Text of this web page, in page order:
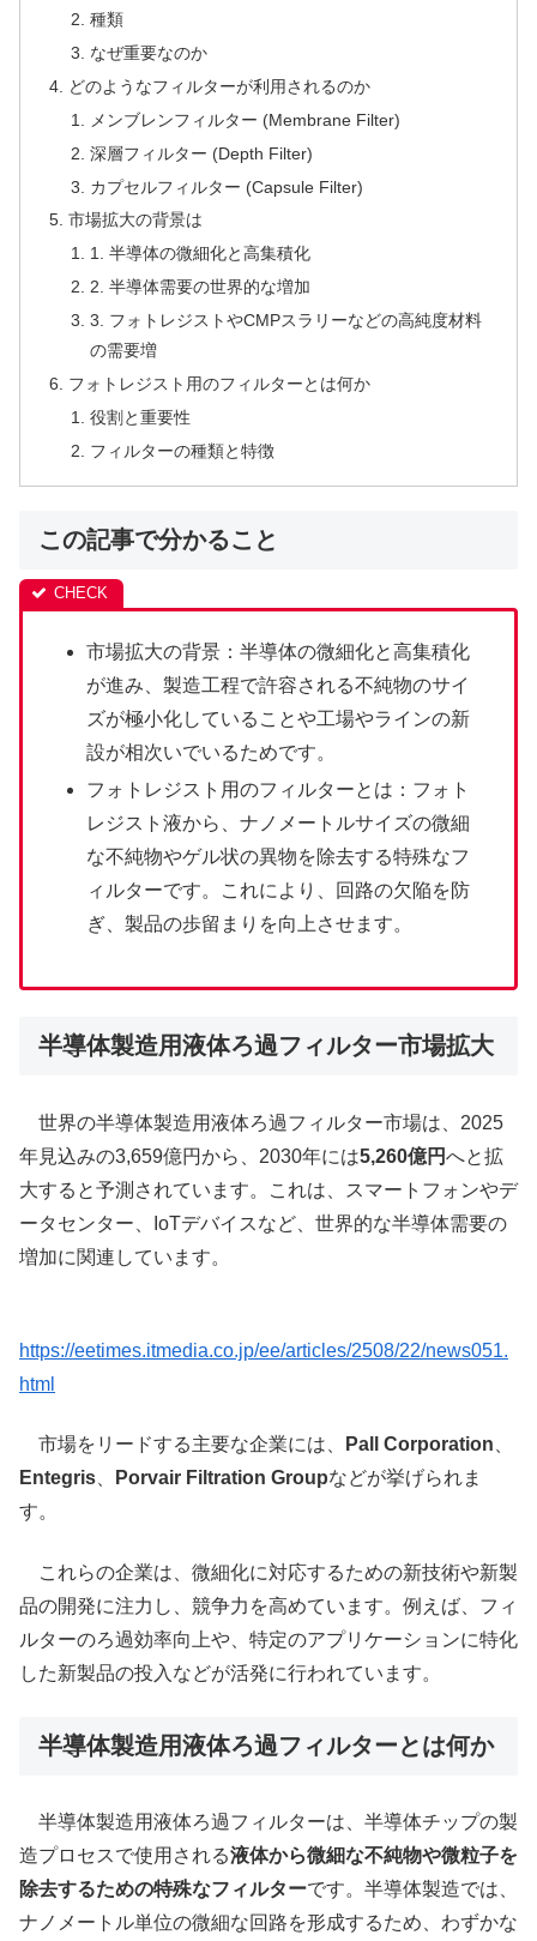
種類
なぜ重要なのか
どのようなフィルターが利用されるのか
メンブレンフィルター (Membrane Filter)
深層フィルター (Depth Filter)
カプセルフィルター (Capsule Filter)
市場拡大の背景は
1. 半導体の微細化と高集積化
2. 半導体需要の世界的な増加
3. フォトレジストやCMPスラリーなどの高純度材料
の需要増
フォトレジスト用のフィルターとは何か
役割と重要性
フィルターの種類と特徴
この記事で分かること
市場拡大の背景：半導体の微細化と高集積化
が進み、製造工程で許容される不純物のサイ
ズが極小化していることや工場やラインの新
設が相次いでいるためです。
フォトレジスト用のフィルターとは：フォト
レジスト液から、ナノメートルサイズの微細
な不純物やゲル状の異物を除去する特殊なフ
ィルターです。これにより、回路の欠陥を防
ぎ、製品の歩留まりを向上させます。
半導体製造用液体ろ過フィルター市場拡大
世界の半導体製造用液体ろ過フィルター市場は、2025
年見込みの3,659億円から、2030年には5,260億円へと拡
大すると予測されています。これは、スマートフォンやデ
ータセンター、IoTデバイスなど、世界的な半導体需要の
増加に関連しています。
https://eetimes.itmedia.co.jp/ee/articles/2508/22/news051.
html
市場をリードする主要な企業には、 Pall Corporation、
Entegris、 Porvair Filtration Groupなどが挙げられま
す。
これらの企業は、微細化に対応するための新技術や新製
品の開発に注力し、競争力を高めています。例えば、フィ
ルターのろ過効率向上や、特定のアプリケーションに特化
した新製品の投入などが活発に行われています。
半導体製造用液体ろ過フィルターとは何か
半導体製造用液体ろ過フィルターは、半導体チップの製
造プロセスで使用される液体から微細な不純物や微粒子を
除去するための特殊なフィルターです。半導体製造では、
ナノメートル単位の微細な回路を形成するため、わずかな